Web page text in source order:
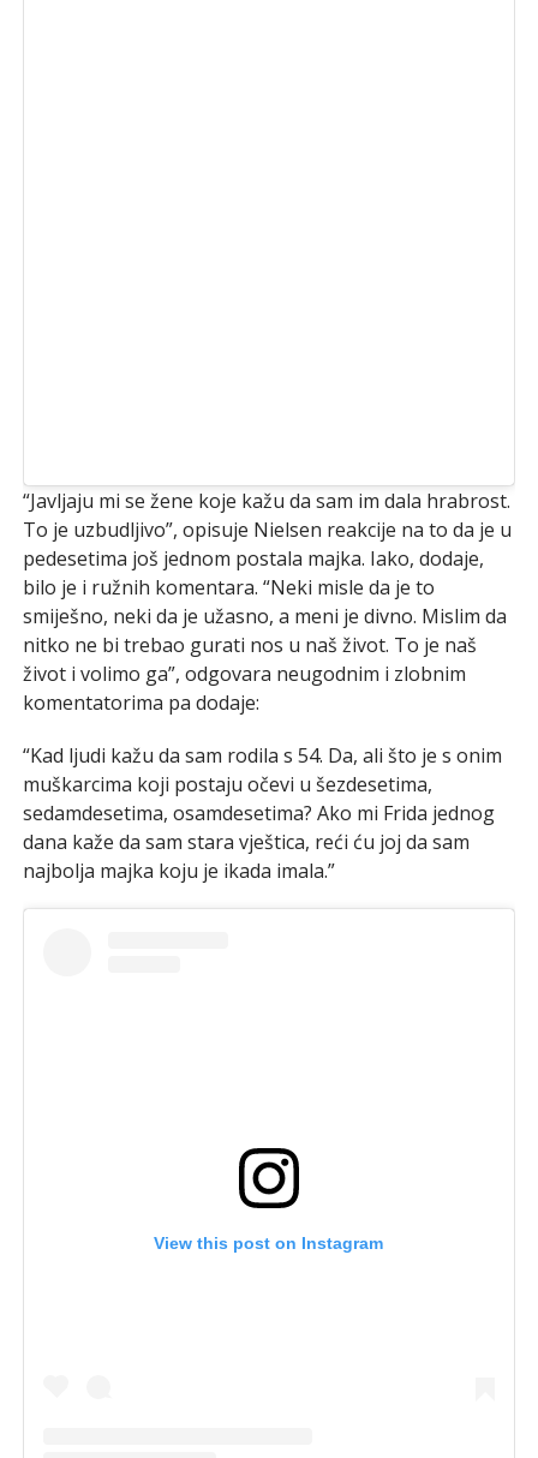
“Javljaju mi se žene koje kažu da sam im dala hrabrost.
To je uzbudljivo”, opisuje Nielsen reakcije na to da je u
pedesetima još jednom postala majka. Iako, dodaje,
bilo je i ružnih komentara. “Neki misle da je to
smiješno, neki da je užasno, a meni je divno. Mislim da
nitko ne bi trebao gurati nos u naš život. To je naš
život i volimo ga”, odgovara neugodnim i zlobnim
komentatorima pa dodaje:
“Kad ljudi kažu da sam rodila s 54. Da, ali što je s onim
muškarcima koji postaju očevi u šezdesetima,
sedamdesetima, osamdesetima? Ako mi Frida jednog
dana kaže da sam stara vještica, reći ću joj da sam
najbolja majka koju je ikada imala.”
View this post on Instagram